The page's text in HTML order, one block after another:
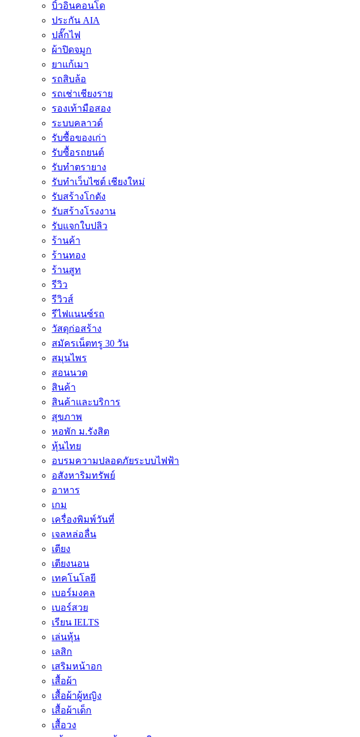
บิ้วอินคอนโด
ประกัน AIA
ปลั๊กไฟ
ผ้าปิดจมูก
ยาแก้เมา
รถสิบล้อ
รถเช่าเชียงราย
รองเท้ามือสอง
ระบบคลาวด์
รับซื้อของเก่า
รับซื้อรถยนต์
รับทำตรายาง
รับทำเว็บไซต์ เชียงใหม่
รับสร้างโกดัง
รับสร้างโรงงาน
รับแจกใบปลิว
ร้านค้า
ร้านทอง
ร้านสูท
รีวิว
รีวิวส์
รีไฟแนนซ์รถ
วัสดุก่อสร้าง
สมัครเน็ตทรู 30 วัน
สมุนไพร
สอนนวด
สินค้า
สินค้าและบริการ
สุขภาพ
หอพัก ม.รังสิต
หุ้นไทย
อบรมความปลอดภัยระบบไฟฟ้า
อสังหาริมทรัพย์
อาหาร
เกม
เครื่องพิมพ์วันที่
เจลหล่อลื่น
เตียง
เตียงนอน
เทคโนโลยี
เบอร์มงคล
เบอร์สวย
เรียน IELTS
เล่นหุ้น
เลสิก
เสริมหน้าอก
เสื้อผ้า
เสื้อผ้าผู้หญิง
เสื้อผ้าเด็ก
เสื้อวง